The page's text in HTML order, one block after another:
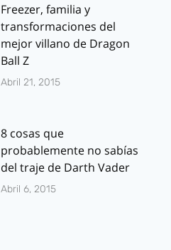
Freezer, familia y
transformaciones del
mejor villano de Dragon
Ball Z
Abril 21, 2015
8 cosas que
probablemente no sabías
del traje de Darth Vader
Abril 6, 2015